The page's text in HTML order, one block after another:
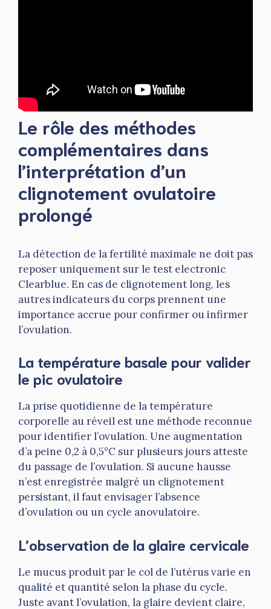
Le rôle des méthodes
complémentaires dans
l’interprétation d’un
clignotement ovulatoire
prolongé
La détection de la fertilité maximale ne doit pas
reposer uniquement sur le test electronic
Clearblue. En cas de clignotement long, les
autres indicateurs du corps prennent une
importance accrue pour confirmer ou infirmer
l’ovulation.
La température basale pour valider
le pic ovulatoire
La prise quotidienne de la température
corporelle au réveil est une méthode reconnue
pour identifier l’ovulation. Une augmentation
d’a peine 0,2 à 0,5°C sur plusieurs jours atteste
du passage de l’ovulation. Si aucune hausse
n’est enregistrée malgré un clignotement
persistant, il faut envisager l’absence
d’ovulation ou un cycle anovulatoire.
L’observation de la glaire cervicale
Le mucus produit par le col de l’utérus varie en
qualité et quantité selon la phase du cycle.
Juste avant l’ovulation, la glaire devient claire,